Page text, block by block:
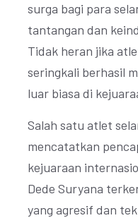
surga bagi para
tantangan dan
Tidak heran jika
seringkali berhasil
luar biasa di
Salah satu atlet
mencatatkan
kejuaraan
Dede Suryana
yang agresif dan